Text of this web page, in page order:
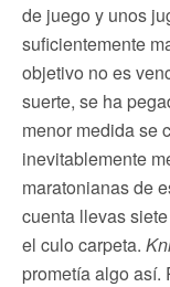
de juego y unos
suficientemente
objetivo no es
suerte, se ha
menor medida se
inevitablemente
maratonianas de
cuenta llevas
el culo carpeta.
prometía algo así.